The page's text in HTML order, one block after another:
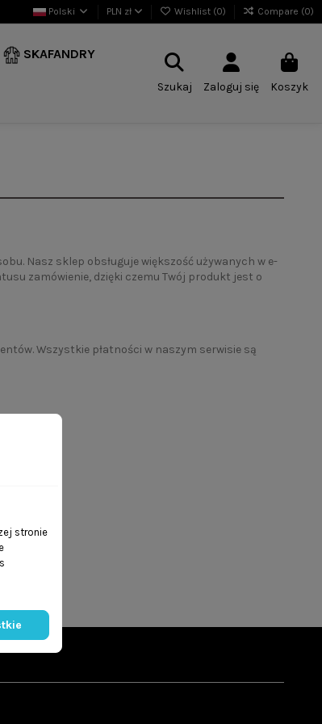
Polski PLN zł Wishlist (0) Compare (0)
SKAFANDRY
Szukaj Zaloguj się Koszyk
Nasz sklep obsługuje większość używanych w e-
zamówienie, dzięki czemu Twój produkt jest o
Wszystkie płatności w naszym serwisie są
stronie